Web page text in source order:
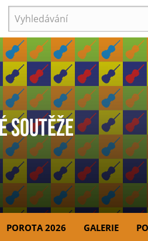
Vyhledávání
soutěže
POROTA 2026 GALERIE